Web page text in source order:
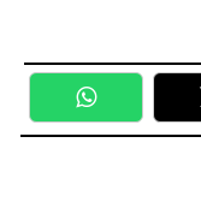
WhatsApp